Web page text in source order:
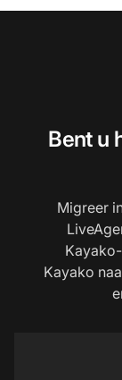
Bent u
Migreer
Kayako